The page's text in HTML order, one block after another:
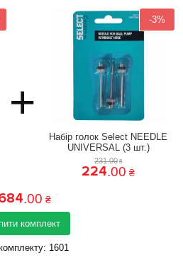
+
-3%
Набір голок Select NEEDLE
UNIVERSAL (3 шт.)
231.00 ₴
224.00 ₴
.00 ₴
комплект
1601